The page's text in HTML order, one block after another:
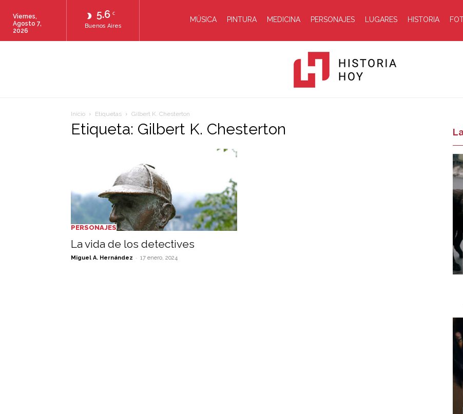
5.6 C
Buenos Aires
Viernes,
Agosto 7,
2026
MÚSICA PINTURA MEDICINA PERSONAJES LUGARES HISTORIA
Inicio Etiquetas Gilbert K. Chesterton
Etiqueta: Gilbert K. Chesterton
PERSONAJES
La vida de los detectives
Miguel A. Hernández - 17 enero, 2024